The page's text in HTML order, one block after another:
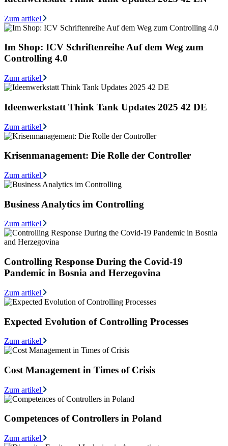
Zum artikel
Im Shop: ICV Schriftenreihe Auf dem Weg zum
Controlling 4.0
Zum artikel
Ideenwerkstatt Think Tank Updates 2025 42 DE
Zum artikel
Krisenmanagement: Die Rolle der Controller
Zum artikel
Business Analytics im Controlling
Zum artikel
Controlling Response During the Covid-19
Pandemic in Bosnia and Herzegovina
Zum artikel
Expected Evolution of Controlling Processes
Zum artikel
Cost Management in Times of Crisis
Zum artikel
Competences of Controllers in Poland
Zum artikel